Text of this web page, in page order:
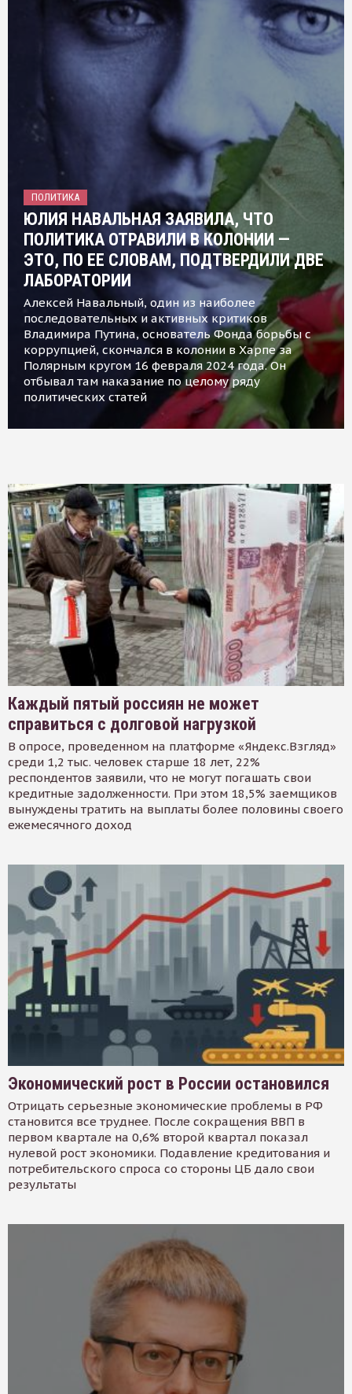
ПОЛИТИКА
ЮЛИЯ НАВАЛЬНАЯ ЗАЯВИЛА, ЧТО
ПОЛИТИКА ОТРАВИЛИ В КОЛОНИИ —
ЭТО, ПО ЕЕ СЛОВАМ, ПОДТВЕРДИЛИ ДВЕ
ЛАБОРАТОРИИ
Алексей Навальный, один из наиболее
последовательных и активных критиков
Владимира Путина, основатель Фонда борьбы с
коррупцией, скончался в колонии в Харпе за
Полярным кругом 16 февраля 2024 года. Он
отбывал там наказание по целому ряду
политических статей
Каждый пятый россиян не может
справиться с долговой нагрузкой
В опросе, проведенном на платформе «Яндекс.Взгляд»
среди 1,2 тыс. человек старше 18 лет, 22%
респондентов заявили, что не могут погашать свои
кредитные задолженности. При этом 18,5% заемщиков
вынуждены тратить на выплаты более половины своего
ежемесячного доход
Экономический рост в России остановился
Отрицать серьезные экономические проблемы в РФ
становится все труднее. После сокращения ВВП в
первом квартале на 0,6% второй квартал показал
нулевой рост экономики. Подавление кредитования и
потребительского спроса со стороны ЦБ дало свои
результаты